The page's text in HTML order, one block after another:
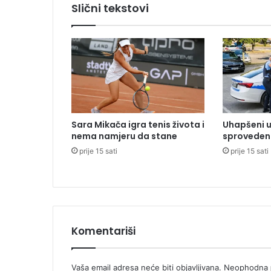
m
j
e
s
o
u
a
v
j
e
b
b
e
d
Slični tekstovi
Sara Mikača igra tenis života i
nema namjeru da stane
prije 15 sati
Uhapšeni
prije 15 sati
Komentariši
Vaša email adresa neće biti objavljivana. Neophodna